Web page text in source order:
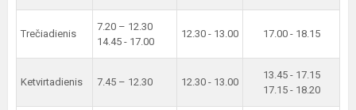
Trečiadienis
7.20 – 12.30
14.45 - 17.00
12.30 - 13.00 17.00 - 18.15
Ketvirtadienis 7.45 – 12.30 12.30 - 13.00
13.45 - 17.15
17.15 - 18.20